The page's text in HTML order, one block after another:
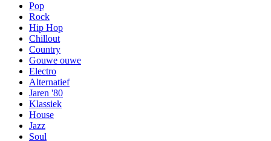
Pop
Rock
Hip Hop
Chillout
Country
Gouwe ouwe
Electro
Alternatief
Jaren '80
Klassiek
House
Jazz
Soul